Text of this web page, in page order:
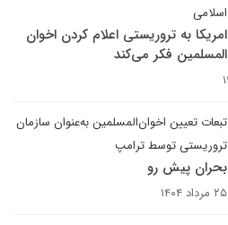
اسلامی
امریکا به تروریستی اعلام کردن اخوان
المسلمین فکر می‌کند
تبعات تعیین اخوان‌المسلمین به‌عنوان سازمان
تروریستی توسط ترامپ
بحران پیش رو
۲۵ مرداد ۱۴۰۴